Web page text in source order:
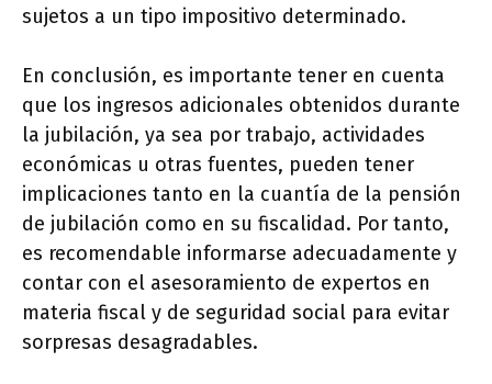
sujetos a un tipo impositivo determinado.
En conclusión, es importante tener en cuenta
que los ingresos adicionales obtenidos durante
la jubilación, ya sea por trabajo, actividades
económicas u otras fuentes, pueden tener
implicaciones tanto en la cuantía de la pensión
de jubilación como en su fiscalidad. Por tanto,
es recomendable informarse adecuadamente y
contar con el asesoramiento de expertos en
materia fiscal y de seguridad social para evitar
sorpresas desagradables.